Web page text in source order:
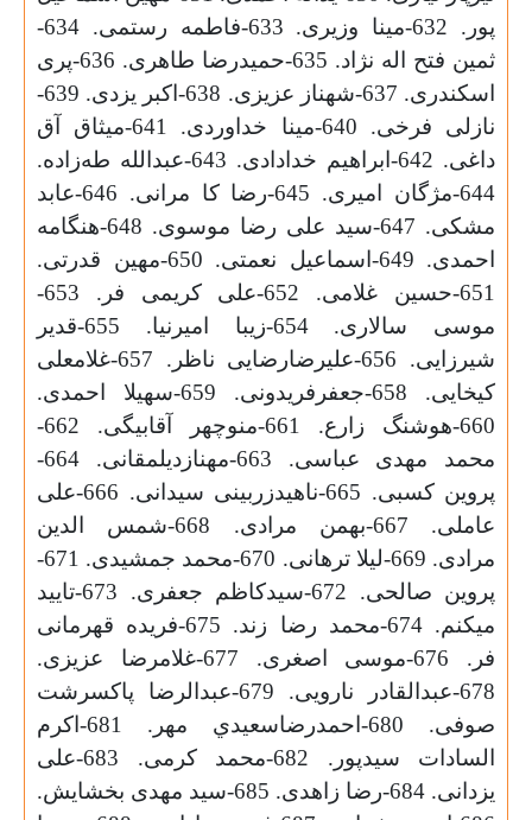
پور. 632-مینا وزیری. 633-فاطمه رستمی. 634-
ثمین فتح اله نژاد. 635-حمیدرضا طاهری. 636-پری
اسکندری. 637-شهناز عزیزی. 638-اکبر یزدی. 639-
نازلی فرخی. 640-مینا خداوردی. 641-میثاق آق
داغی. 642-ابراهیم خدادادی. 643-عبدالله طه‌زاده.
644-مژگان امیری. 645-رضا کا مرانی. 646-عابد
مشکی. 647-سید علی رضا موسوی. 648-هنگامه
احمدی. 649-اسماعیل نعمتی. 650-مهین قدرتی.
651-حسین غلامی. 652-علی کریمی فر. 653-
موسی سالاری. 654-زیبا امیرنیا. 655-قدیر
شیرزایی. 656-علیرضارضایی ناظر. 657-غلامعلی
کیخایی. 658-جعفرفریدونی. 659-سهیلا احمدی.
660-هوشنگ زارع. 661-منوچهر آقابیگی. 662-
محمد مهدی عباسی. 663-مهنازدیلمقانی. 664-
پروین کسبی. 665-ناهیدزربینی سیدانی. 666-علی
عاملی. 667-بهمن مرادی. 668-شمس الدین
مرادی. 669-لیلا ترهانی. 670-محمد جمشیدی. 671-
پروین صالحی. 672-سیدکاظم جعفری. 673-تایید
میکنم. 674-محمد رضا زند. 675-فریده قهرمانی
فر. 676-موسی اصغری. 677-غلامرضا عزیزی.
678-عبدالقادر نارویی. 679-عبدالرضا پاکسرشت
صوفی. 680-احمدرضاسعيدي مهر. 681-اکرم
السادات سیدپور. 682-محمد کرمی. 683-علی
یزدانی. 684-رضا زاهدی. 685-سید مهدی بخشایش.